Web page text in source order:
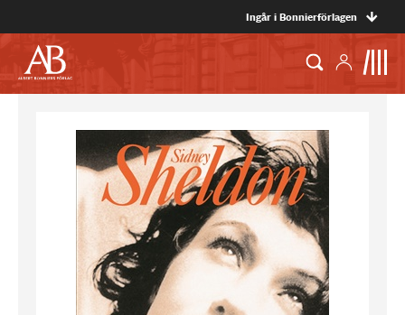
Ingår i Bonnierförlagen